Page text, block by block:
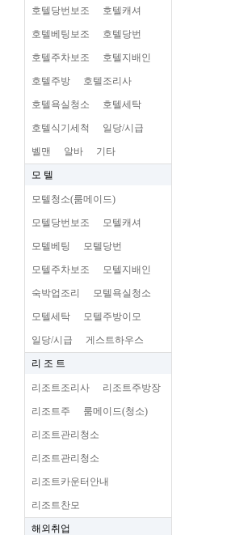
호텔당번보조 호텔캐셔
호텔베팅보조 호텔당번
호텔주차보조 호텔지배인
호텔주방 호텔조리사
호텔욕실청소 호텔세탁
호텔식기세척 일당/시급
벨맨 알바 기타
모 텔
모텔청소(룸메이드)
모텔당번보조 모텔캐셔
모텔베팅 모텔당번
모텔주차보조 모텔지배인
숙박업조리 모텔욕실청소
모텔세탁 모텔주방이모
일당/시급 게스트하우스
리 조 트
리조트조리사 리조트주방장
리조트주 룸메이드(청소)
리조트관리청소
리조트관리청소
리조트카운터안내
리조트찬모
해외취업